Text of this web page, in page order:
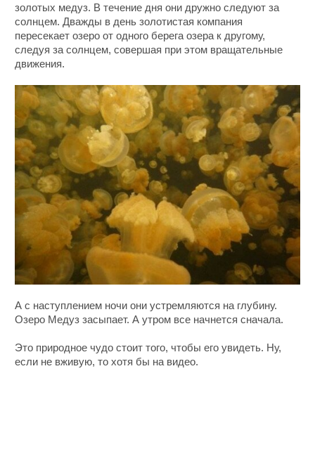
золотых медуз. В течение дня они дружно следуют за
солнцем. Дважды в день золотистая компания
пересекает озеро от одного берега озера к другому,
следуя за солнцем, совершая при этом вращательные
движения.
А с наступлением ночи они устремляются на глубину.
Озеро Медуз засыпает. А утром все начнется сначала.
Это природное чудо стоит того, чтобы его увидеть. Ну,
если не вживую, то хотя бы на видео.